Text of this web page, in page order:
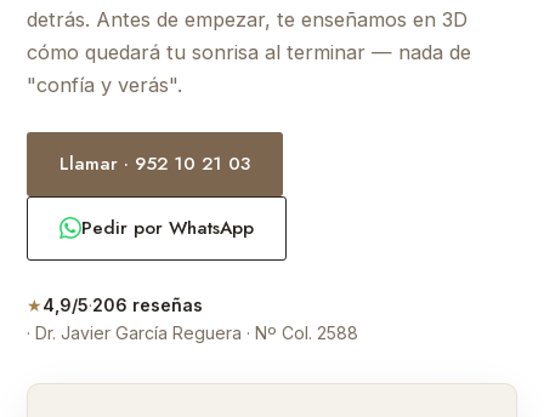
detrás. Antes de empezar, te enseñamos en 3D
cómo quedará tu sonrisa al terminar — nada de
"confía y verás".
Llamar · 952 10 21 03
Pedir por WhatsApp
★4,9/5·206 reseñas
· Dr. Javier García Reguera · Nº Col. 2588